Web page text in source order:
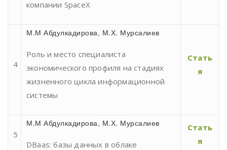
компании SpaceX
4
М.М Абдулкадирова, М.Х. Мурсалиев
Роль и место специалиста
экономического профиля на стадиях
жизненного цикла информационной
системы
Стать
я
5
М.М Абдулкадирова, М.Х. Мурсалиев
DBaas: базы данных в облаке
Стать
я